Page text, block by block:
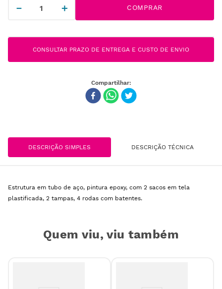
＋
－ COMPRAR
CONSULTAR PRAZO DE ENTREGA E CUSTO DE ENVIO
DESCRIÇÃO SIMPLES DESCRIÇÃO TÉCNICA
Estrutura em tubo de aço, pintura epoxy, com 2 sacos em tela
plastificada, 2 tampas, 4 rodas com batentes.
Quem viu, viu também